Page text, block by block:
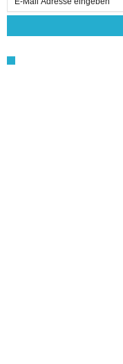
Subscription